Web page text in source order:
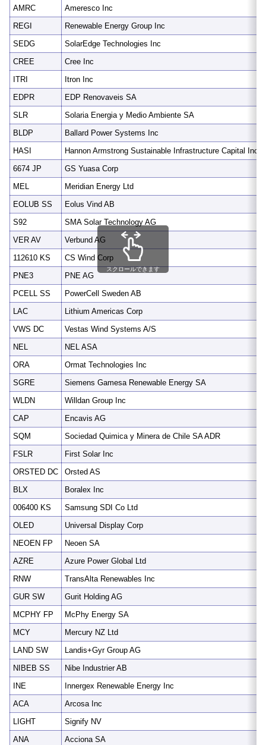
AMRC
Ameresco Inc
REGI
Renewable Energy Group Inc
SEDG
SolarEdge Technologies Inc
CREE
Cree Inc
ITRI
Itron Inc
EDPR
EDP Renovaveis SA
SLR
Solaria Energia y Medio Ambiente SA
BLDP
Ballard Power Systems Inc
HASI
Hannon Armstrong Sustainable Infrastructure Capital Inc
6674 JP
GS Yuasa Corp
MEL
Meridian Energy Ltd
EOLUB SS
Eolus Vind AB
S92
SMA Solar Technology AG
VER AV
Verbund AG
112610 KS
CS Wind Corp
PNE3
PNE AG
PCELL SS
PowerCell Sweden AB
LAC
Lithium Americas Corp
VWS DC
Vestas Wind Systems A/S
NEL
NEL ASA
ORA
Ormat Technologies Inc
SGRE
Siemens Gamesa Renewable Energy SA
WLDN
Willdan Group Inc
CAP
Encavis AG
SQM
Sociedad Quimica y Minera de Chile SA ADR
FSLR
First Solar Inc
ORSTED DC
Orsted AS
BLX
Boralex Inc
006400 KS
Samsung SDI Co Ltd
OLED
Universal Display Corp
NEOEN FP
Neoen SA
AZRE
Azure Power Global Ltd
RNW
TransAlta Renewables Inc
GUR SW
Gurit Holding AG
MCPHY FP
McPhy Energy SA
MCY
Mercury NZ Ltd
LAND SW
Landis+Gyr Group AG
NIBEB SS
Nibe Industrier AB
INE
Innergex Renewable Energy Inc
ACA
Arcosa Inc
LIGHT
Signify NV
ANA
Acciona SA
スクロールできます